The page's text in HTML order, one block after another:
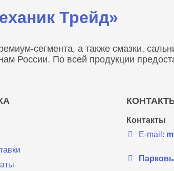
Трейд»
сегмента, а также смазки,
России. По всей продукции
Контакты
E-mail: